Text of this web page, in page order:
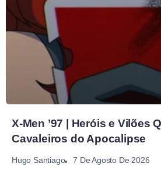
X-Men ’97 | Heróis e Vilões
Cavaleiros do Apocalipse
Hugo Santiago 7 De Agosto De 2026